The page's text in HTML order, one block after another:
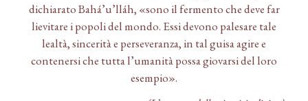
dichiarato Bahá’u’lláh, «sono il fermento che deve far
lievitare i popoli del mondo. Essi devono palesare tale
lealtà, sincerità e perseveranza, in tal guisa agire e
contenersi che tutta l’umanità possa giovarsi del loro
esempio».